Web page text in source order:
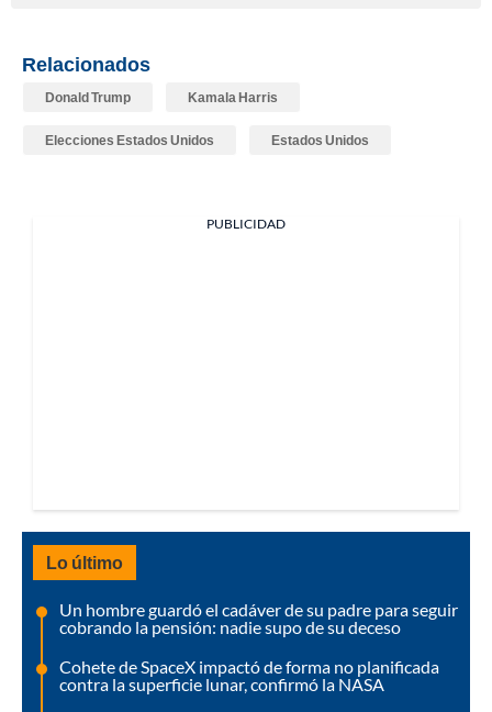
Relacionados
Donald Trump Kamala Harris
Elecciones Estados Unidos Estados Unidos
PUBLICIDAD
Lo último
Un hombre guardó el cadáver de su padre para seguir
cobrando la pensión: nadie supo de su deceso
Cohete de SpaceX impactó de forma no planificada
contra la superficie lunar, confirmó la NASA